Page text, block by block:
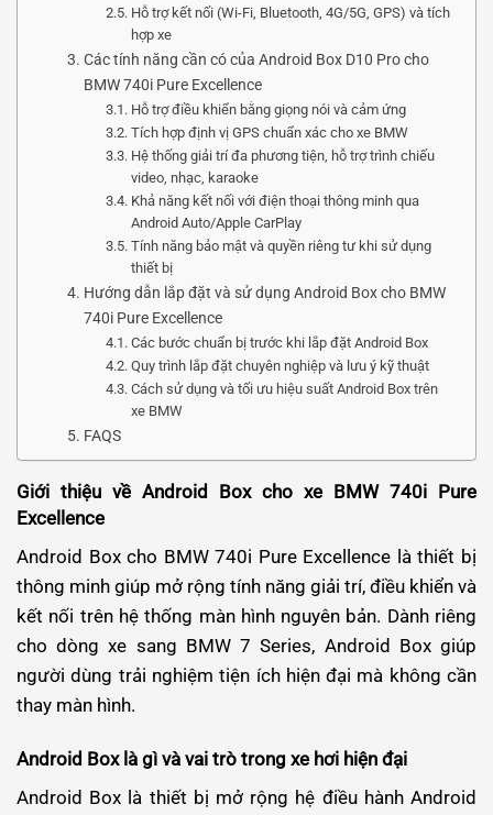
Hỗ trợ kết nối (Wi-Fi, Bluetooth, 4G/5G, GPS) và tích
hợp xe
Các tính năng cần có của Android Box D10 Pro cho
BMW 740i Pure Excellence
Hỗ trợ điều khiển bằng giọng nói và cảm ứng
Tích hợp định vị GPS chuẩn xác cho xe BMW
Hệ thống giải trí đa phương tiện, hỗ trợ trình chiếu
video, nhạc, karaoke
Khả năng kết nối với điện thoại thông minh qua
Android Auto/Apple CarPlay
Tính năng bảo mật và quyền riêng tư khi sử dụng
thiết bị
Hướng dẫn lắp đặt và sử dụng Android Box cho BMW
740i Pure Excellence
Các bước chuẩn bị trước khi lắp đặt Android Box
Quy trình lắp đặt chuyên nghiệp và lưu ý kỹ thuật
Cách sử dụng và tối ưu hiệu suất Android Box trên
xe BMW
FAQS
Giới thiệu về Android Box cho xe BMW 740i Pure
Excellence
Android Box cho BMW 740i Pure Excellence là thiết bị
thông minh giúp mở rộng tính năng giải trí, điều khiển và
kết nối trên hệ thống màn hình nguyên bản. Dành riêng
cho dòng xe sang BMW 7 Series, Android Box giúp
người dùng trải nghiệm tiện ích hiện đại mà không cần
thay màn hình.
Android Box là gì và vai trò trong xe hơi hiện đại
Android Box là thiết bị mở rộng hệ điều hành Android